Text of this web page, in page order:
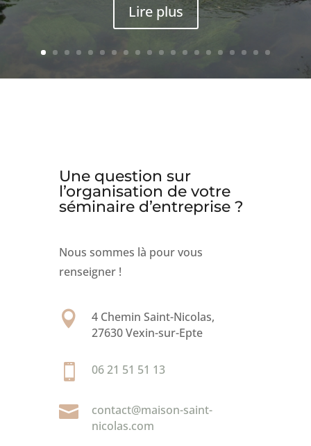
Lire plus
Une question sur
l’organisation de votre
séminaire d’entreprise ?
Nous sommes là pour vous
renseigner !

4 Chemin Saint-Nicolas,
27630 Vexin-sur-Epte
 06 21 51 51 13

contact@maison-saint-
nicolas.com